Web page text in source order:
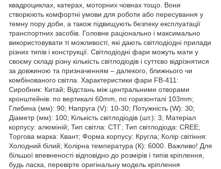
квадроциклах, катерах, моторних човнах тощо. Вони
створюють комфортні умови для роботи або пересування у
темну пору доби, а також підвищують безпеку експлуатації
транспортних засобів. Головне раціонально і максимально
використовувати ті можливості, які дають світлодіодні прилади
різних типів і конструкції. Світлодіодні фари можуть мати у
своєму складі різну кількість світлодіодів і суттєво відрізнятися
за довжиною та призначенням – далекого, ближнього чи
комбінованого світла. Характеристики фари FB-411:
Сиробник: Китай; Відстань між центральними отворами
кронштейнів: по вертикалі 60mm, по горизонталі 103mm;
Глибина (мм): 90; Напруга (V): 10-30; Потужність (W): 30;
Діаметр (мм): 100; Кількість світлодіодів (шт.): 3; Матеріал
корпусу: алюміній; Тип світла: СТГ; Тип світлодіода: CREE;
Торгова марка: Квант; Форма корпусу: Кругла; Колір світіння:
Холодний білий; Колірна температура (К): 6000. Важливо! Для
більшої впевненості відповідно до розмірів і типів кріплення,
будь ласка, перевірте оригінальну модель кріплення